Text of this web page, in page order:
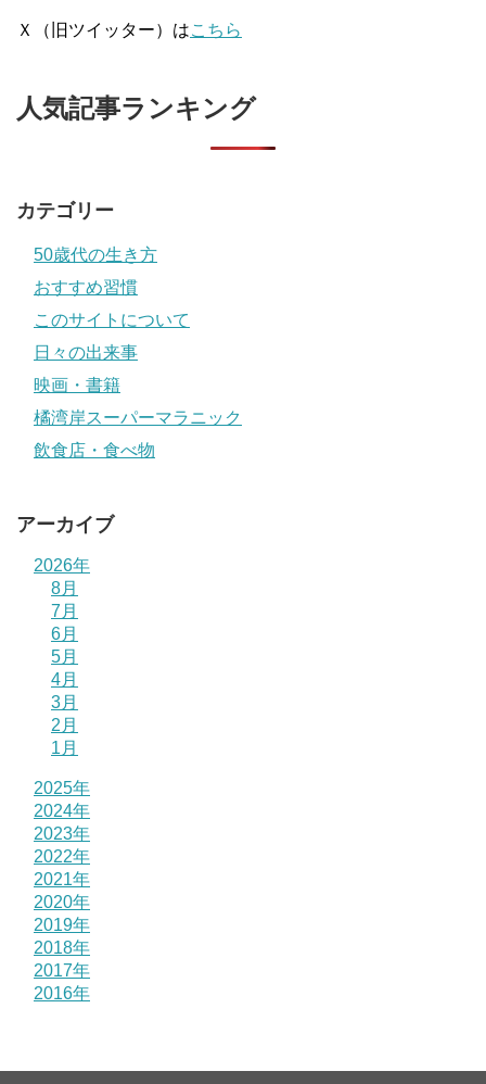
Ｘ（旧ツイッター）はこちら
人気記事ランキング
カテゴリー
50歳代の生き方
おすすめ習慣
このサイトについて
日々の出来事
映画・書籍
橘湾岸スーパーマラニック
飲食店・食べ物
アーカイブ
2026年
8月
7月
6月
5月
4月
3月
2月
1月
2025年
2024年
2023年
2022年
2021年
2020年
2019年
2018年
2017年
2016年